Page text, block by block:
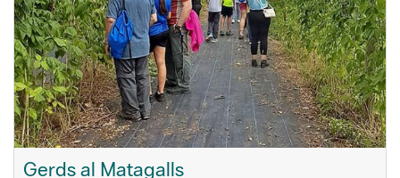
Gerds al Matagalls